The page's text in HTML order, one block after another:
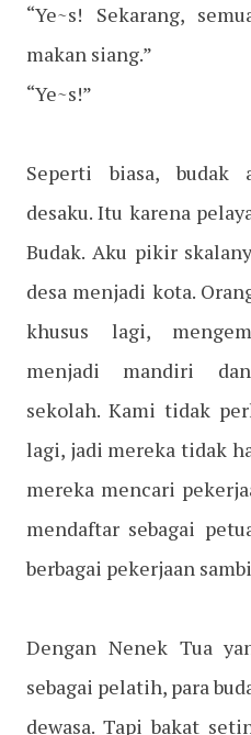
“Ye~s! Sekarang,
makan siang.”
“Ye~s!”
Seperti biasa, budak
desaku. Itu karena
Budak. Aku pikir
desa menjadi kota.
khusus lagi,
menjadi mandiri
sekolah. Kami tidak
lagi, jadi mereka tidak
mereka mencari
mendaftar sebagai
berbagai pekerjaan
Dengan Nenek Tua
sebagai pelatih, para
dewasa. Tapi bakat